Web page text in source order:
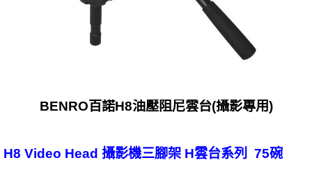
BENRO百諾H8油壓阻尼雲台(攝影專用)
H8 Video Head 攝影機三腳架 H雲台系列 75碗